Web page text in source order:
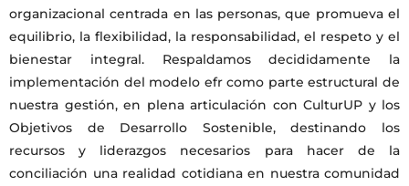
organizacional centrada en las personas, que promueva el
equilibrio, la flexibilidad, la responsabilidad, el respeto y el
bienestar integral. Respaldamos decididamente la
implementación del modelo efr como parte estructural de
nuestra gestión, en plena articulación con CulturUP y los
Objetivos de Desarrollo Sostenible, destinando los
recursos y liderazgos necesarios para hacer de la
conciliación una realidad cotidiana en nuestra comunidad